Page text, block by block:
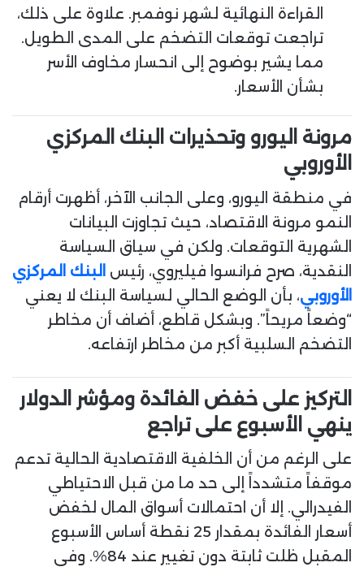
القراءة النهائية لشهر نوفمبر. علاوة على ذلك،
تراجعت توقعات التضخم على المدى الطويل.
مما يشير بوضوح إلى انحسار مخاوف الأسر
بشأن الأسعار.
مرونة اليورو وتحذيرات البنك المركزي
الأوروبي
في منطقة اليورو، وعلى الجانب الآخر، أظهرت أرقام
النمو مرونة الاقتصاد، حيث تجاوزت البيانات
الشهرية التوقعات. ولكن في سياق السياسة
النقدية، صرح فرانسوا فيليروي، رئيس البنك المركزي
الأوروبي، بأن الوضع الحالي لسياسة البنك لا يعني
“وضعاً مريحاً”. وبشكل قاطع، أضاف أن مخاطر
التضخم السلبية أكبر من مخاطر ارتفاعه.
التركيز على خفض الفائدة ومؤشر الدولار
ينهي الأسبوع على تراجع
على الرغم من أن الخلفية الاقتصادية الحالية تدعم
موقفاً متشدداً إلى حد ما من قبل الاحتياطي
الفيدرالي. إلا أن احتمالات أسواق المال لخفض
أسعار الفائدة بمقدار 25 نقطة أساس الأسبوع
المقبل ظلت ثابتة دون تغيير عند 84%. وفي